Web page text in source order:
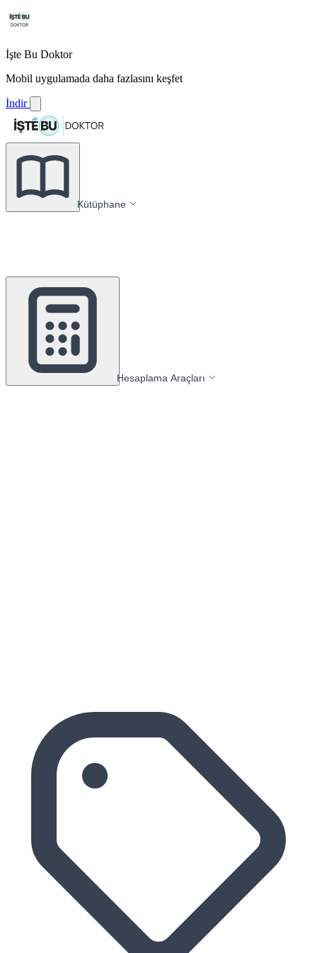
İşte Bu Doktor
Mobil uygulamada daha fazlasını keşfet
İndir
Kütüphane
Hesaplama Araçları